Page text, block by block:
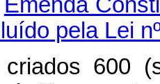
Emenda
pela Lei
600